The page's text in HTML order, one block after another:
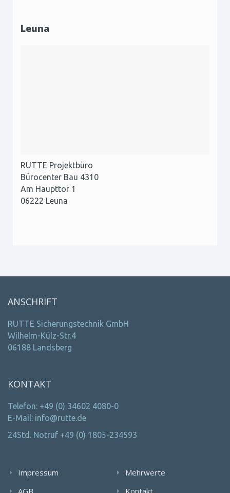
Leuna
RUTTE Projektbüro
Bürocenter Bau 4310
Am Haupttor 1
06222 Leuna
ANSCHRIFT
RUTTE Sicherungstechnik GmbH
Wilhelm-Külz-Str.4
06188 Landsberg
KONTAKT
Telefon: +49 (0) 34602 4080-0
E-Mail: info@rutte.de
24Std. Notruf +49 (0) 1805-234593
Impressum
AGB
Mehrwerte
Kontakt